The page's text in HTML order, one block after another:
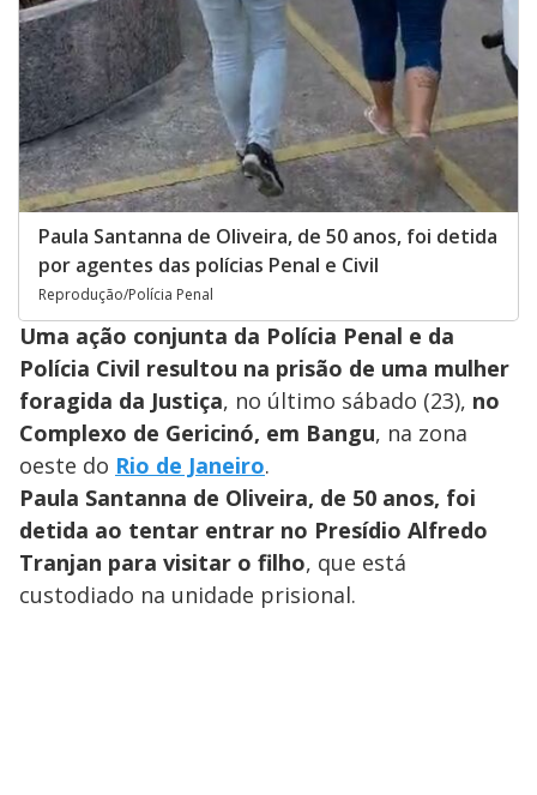
Paula Santanna de Oliveira, de 50 anos, foi detida
por agentes das polícias Penal e Civil
Reprodução/Polícia Penal
Uma ação conjunta da Polícia Penal e da
Polícia Civil resultou na prisão de uma mulher
foragida da Justiça, no último sábado (23), no
Complexo de Gericinó, em Bangu, na zona
oeste do Rio de Janeiro.
Paula Santanna de Oliveira, de 50 anos, foi
detida ao tentar entrar no Presídio Alfredo
Tranjan para visitar o filho, que está
custodiado na unidade prisional.